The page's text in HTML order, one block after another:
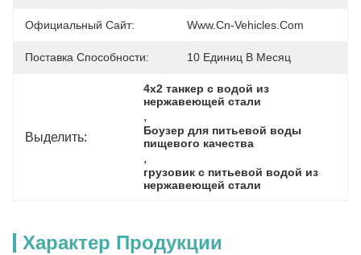
Официальный Сайт: Www.cn-Vehicles.com
Поставка Способности: 10 Единиц В Месяц
Выделить:
4х2 танкер с водой из
нержавеющей стали
,
Боузер для питьевой воды
пищевого качества
,
грузовик с питьевой водой из
нержавеющей стали
Характер Продукции